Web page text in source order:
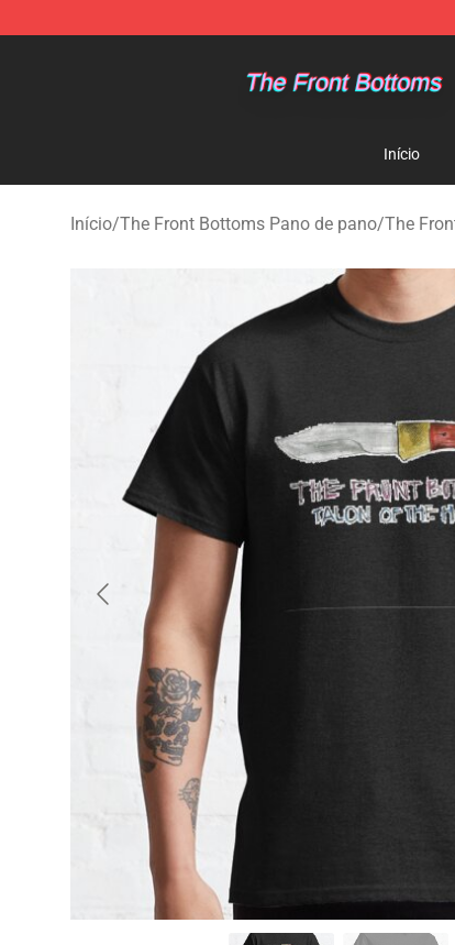
Início
Início/The Front Bottoms Pano de pano/The